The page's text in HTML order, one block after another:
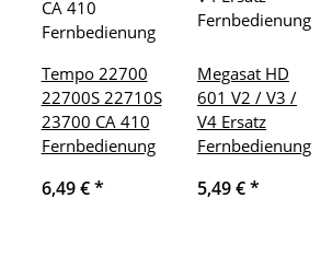
Tempo 22700
22700S 22710S
23700 CA 410
Fernbedienung
6,49 €*
Megasat HD
601 V2 / V3 /
V4 Ersatz
Fernbedienung
5,49 €*